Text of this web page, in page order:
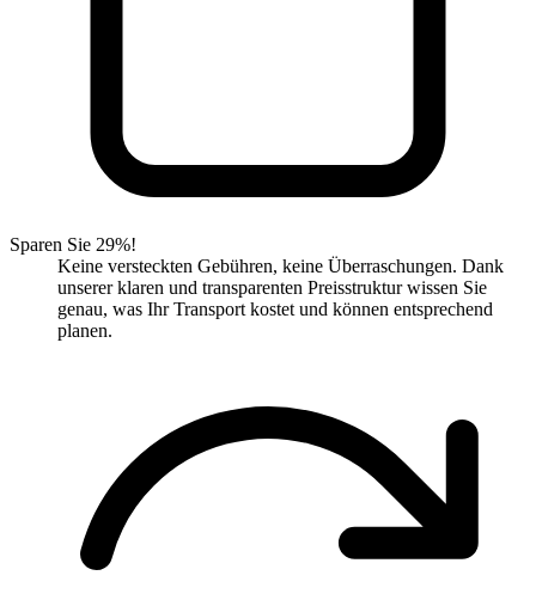
Sparen Sie 29%!
Keine versteckten Gebühren, keine Überraschungen. Dank
unserer klaren und transparenten Preisstruktur wissen Sie
genau, was Ihr Transport kostet und können entsprechend
planen.